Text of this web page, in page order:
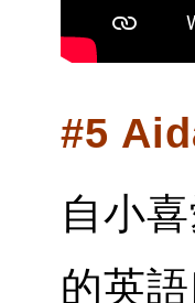
#5
自小
的英